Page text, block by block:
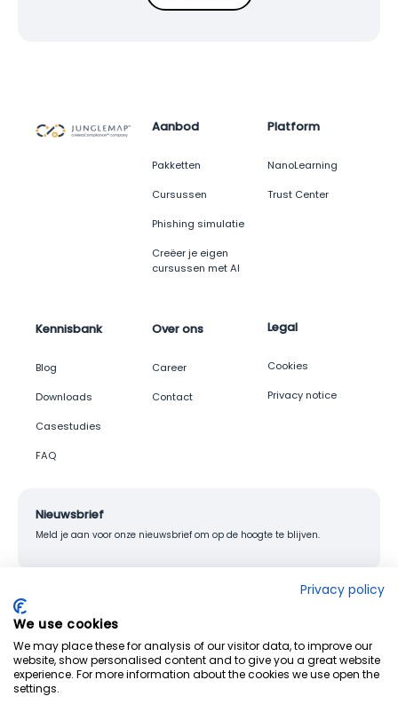
Aanbod
Pakketten
Cursussen
Phishing simulatie
Creëer je eigen
cursussen met AI
Platform
NanoLearning
Trust Center
Kennisbank
Blog
Downloads
Casestudies
FAQ
Over ons
Career
Contact
Legal
Cookies
Privacy notice
Nieuwsbrief
Meld je aan voor onze nieuwsbrief om op de hoogte te blijven.
Privacy policy
We use cookies
We may place these for analysis of our visitor data, to improve our
website, show personalised content and to give you a great website
experience. For more information about the cookies we use open the
settings.